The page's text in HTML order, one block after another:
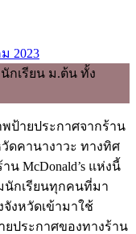
2023
ป้ายประกาศจากร้าน
ดคานางาวะ ทางทิศ
น McDonald’s แห่งนี้
นักเรียนทุกคนที่มา
งหวัดเข้ามาใช้
ยประกาศของทางร้าน